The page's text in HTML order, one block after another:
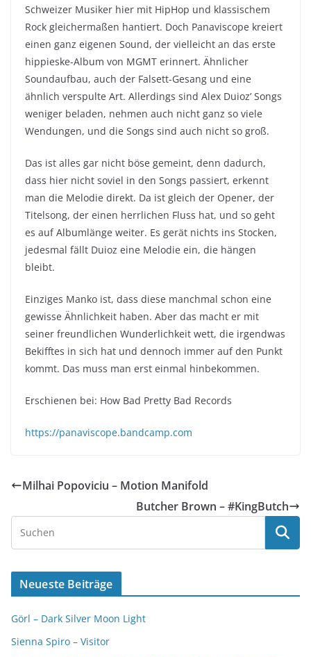
Schweizer Musiker hier mit HipHop und klassischem
Rock gleichermaßen hantiert. Doch Panaviscope kreiert
einen ganz eigenen Sound, der vielleicht an das erste
hippieske-Album von MGMT erinnert. Ähnlicher
Soundaufbau, auch der Falsett-Gesang und eine
ähnlich verspulte Art. Allerdings sind Alex Duioz’ Songs
weniger beladen, nehmen auch nicht ganz so viele
Wendungen, und die Songs sind auch nicht so groß.
Das ist alles gar nicht böse gemeint, denn dadurch,
dass hier nicht soviel in den Songs passiert, erkennt
man die Melodie direkt. Da ist gleich der Opener, der
Titelsong, der einen herrlichen Fluss hat, und so geht
es auf Albumlänge weiter. Es gerät nichts ins Stocken,
jedesmal fällt Duioz eine Melodie ein, die hängen
bleibt.
Einziges Manko ist, dass diese manchmal schon eine
gewisse Ähnlichkeit haben. Aber das macht er mit
seiner freundlichen Wunderlichkeit wett, die irgendwas
Bekifftes in sich hat und dennoch immer auf den Punkt
kommt. Das muss man erst einmal hinbekommen.
Erschienen bei: How Bad Pretty Bad Records
https://panaviscope.bandcamp.com
Milhai Popoviciu – Motion Manifold
Butcher Brown – #KingButch
Neueste Beiträge
Görl – Dark Silver Moon Light
Sienna Spiro – Visitor